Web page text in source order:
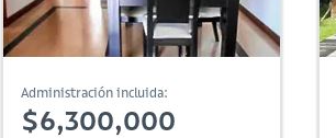
Administración incluida:
$6,300,000